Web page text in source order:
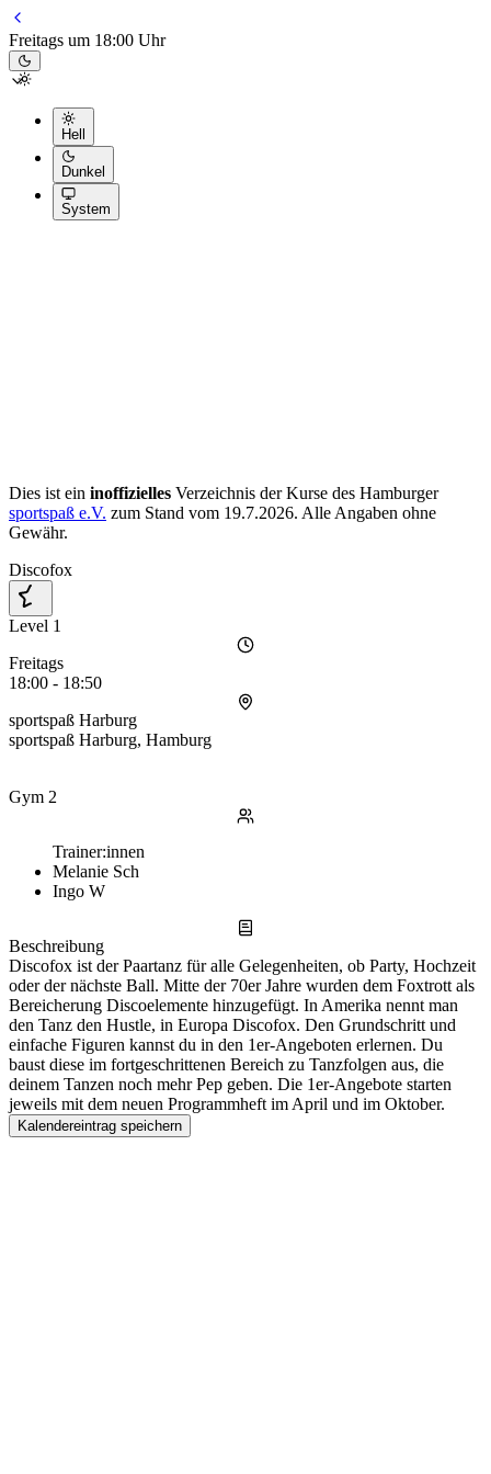
Freitags um 18:00 Uhr
Hell
Dunkel
System
Dies ist ein inoffizielles Verzeichnis der Kurse des Hamburger
sportspaß e.V. zum Stand vom 19.7.2026. Alle Angaben ohne
Gewähr.
Discofox
Level 1
Freitags
18:00 - 18:50
sportspaß Harburg
sportspaß Harburg, Hamburg
Gym 2
Trainer:innen
Melanie Sch
Ingo W
Beschreibung
Discofox ist der Paartanz für alle Gelegenheiten, ob Party, Hochzeit
oder der nächste Ball. Mitte der 70er Jahre wurden dem Foxtrott als
Bereicherung Discoelemente hinzugefügt. In Amerika nennt man
den Tanz den Hustle, in Europa Discofox. Den Grundschritt und
einfache Figuren kannst du in den 1er-Angeboten erlernen. Du
baust diese im fortgeschrittenen Bereich zu Tanzfolgen aus, die
deinem Tanzen noch mehr Pep geben. Die 1er-Angebote starten
jeweils mit dem neuen Programmheft im April und im Oktober.
Kalendereintrag speichern